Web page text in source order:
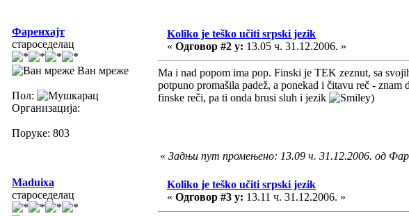
Фаренхајт
староседелац
Ван мреже
Пол:
Организација:
Поруке: 803
Koliko je teško učiti srpski jezik
« Одговор #2 у: 13.05 ч. 31.12.2006. »
Ma i nad popom ima pop. Finski je TEK zeznut, sa
potpuno promašila padež, a ponekad i čitavu reč - znam
finske reči, pa ti onda brusi sluh i jezik
)
« Задњи пут промењено: 13.09 ч. 31.12.2006. од
Maduixa
староседелац
Koliko je teško učiti srpski jezik
« Одговор #3 у: 13.11 ч. 31.12.2006. »